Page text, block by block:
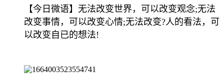
【今日微语】无法改变世界，可以改变观念;无法
改变事情，可以改变心情;无法改变?人的看法，可
以改变自已的想法!